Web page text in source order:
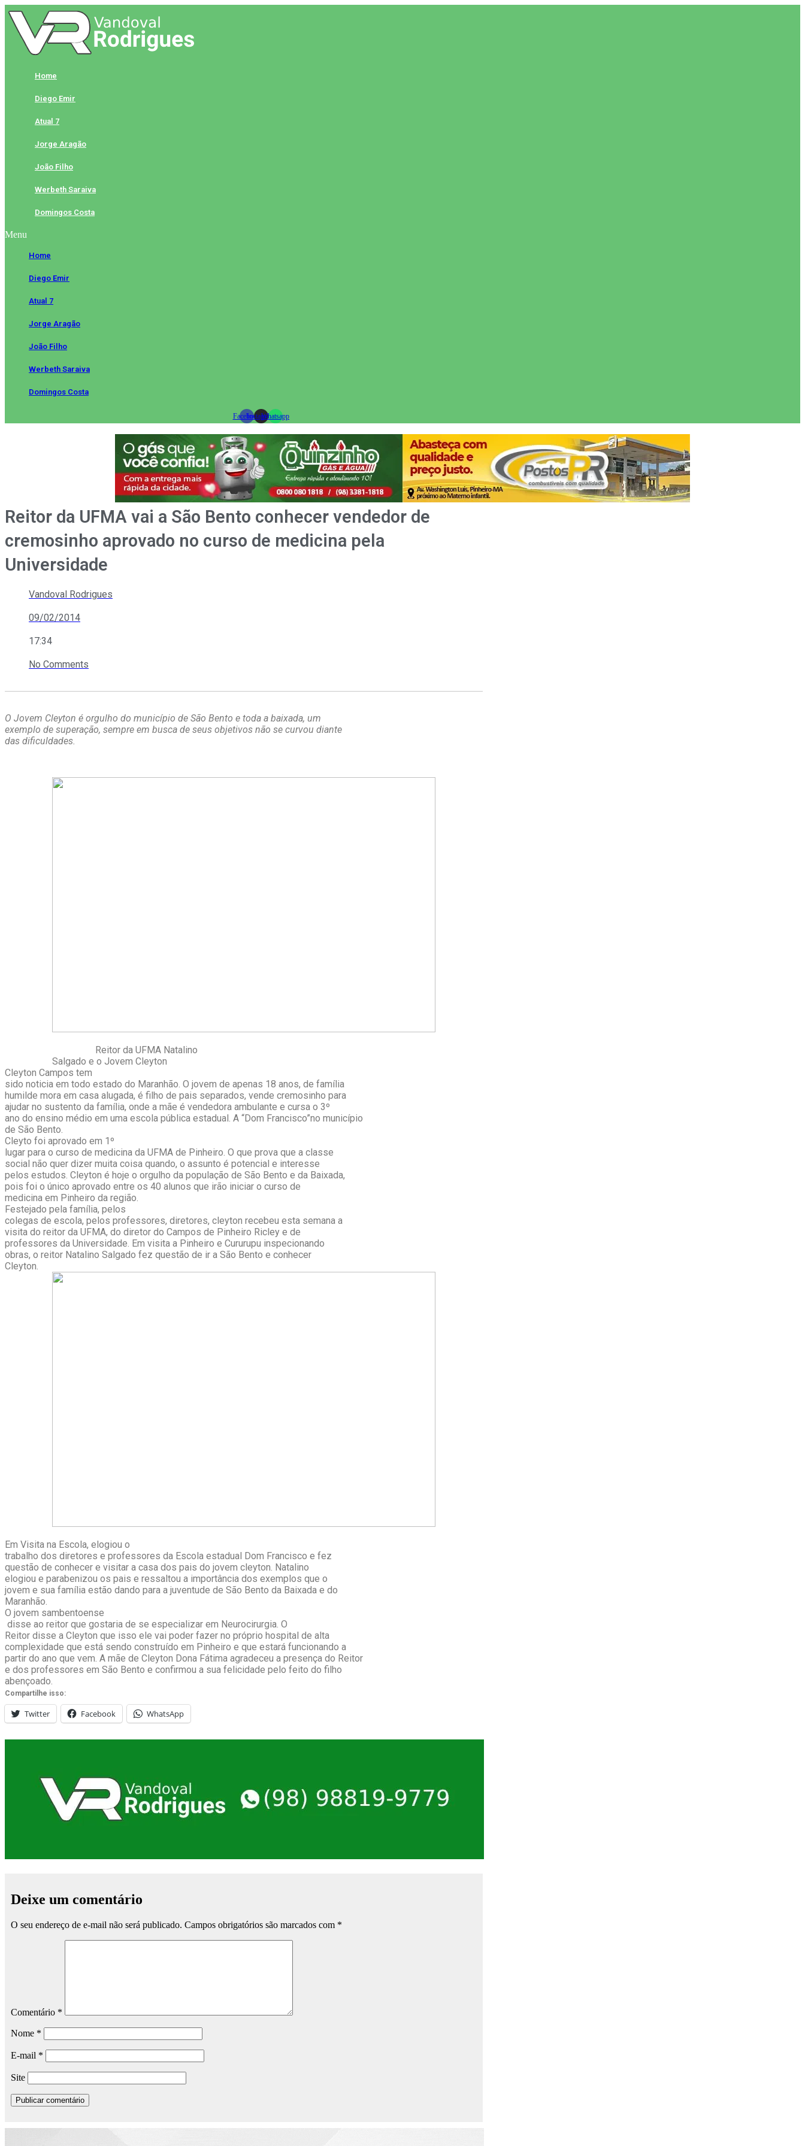
Skip
to
content
Home
Diego Emir
Atual 7
Jorge Aragão
João Filho
Werbeth Saraiva
Domingos Costa
Menu
Home
Diego Emir
Atual 7
Jorge Aragão
João Filho
Werbeth Saraiva
Domingos Costa
FacebookInstagramWhatsapp
Reitor da UFMA vai a São Bento conhecer vendedor de
cremosinho aprovado no curso de medicina pela
Universidade
Vandoval Rodrigues
09/02/2014
17:34
No Comments
O Jovem Cleyton é orgulho do município de São Bento e toda a baixada, um
exemplo de superação, sempre em busca de seus objetivos não se curvou diante
das dificuldades.
Reitor da UFMA Natalino
Salgado e o Jovem Cleyton
Cleyton Campos tem
sido noticia em todo estado do Maranhão. O jovem de apenas 18 anos, de família
humilde mora em casa alugada, é filho de pais separados, vende cremosinho para
ajudar no sustento da família, onde a mãe é vendedora ambulante e cursa o 3º
ano do ensino médio em uma escola pública estadual. A “Dom Francisco”no município
de São Bento.
Cleyto foi aprovado em 1º
lugar para o curso de medicina da UFMA de Pinheiro. O que prova que a classe
social não quer dizer muita coisa quando, o assunto é potencial e interesse
pelos estudos. Cleyton é hoje o orgulho da população de São Bento e da Baixada,
pois foi o único aprovado entre os 40 alunos que irão iniciar o curso de
medicina em Pinheiro da região.
Festejado pela família, pelos
colegas de escola, pelos professores, diretores, cleyton recebeu esta semana a
visita do reitor da UFMA, do diretor do Campos de Pinheiro Ricley e de
professores da Universidade. Em visita a Pinheiro e Cururupu inspecionando
obras, o reitor Natalino Salgado fez questão de ir a São Bento e conhecer
Cleyton.
Em Visita na Escola, elogiou o
trabalho dos diretores e professores da Escola estadual Dom Francisco e fez
questão de conhecer e visitar a casa dos pais do jovem cleyton. Natalino
elogiou e parabenizou os pais e ressaltou a importância dos exemplos que o
jovem e sua família estão dando para a juventude de São Bento da Baixada e do
Maranhão.
O jovem sambentoense
disse ao reitor que gostaria de se especializar em Neurocirurgia. O
Reitor disse a Cleyton que isso ele vai poder fazer no próprio hospital de alta
complexidade que está sendo construído em Pinheiro e que estará funcionando a
partir do ano que vem. A mãe de Cleyton Dona Fátima agradeceu a presença do Reitor
e dos professores em São Bento e confirmou a sua felicidade pelo feito do filho
abençoado.
Compartilhe isso:
Twitter Facebook WhatsApp
Deixe um comentário
O seu endereço de e-mail não será publicado. Campos obrigatórios são marcados com *
Comentário *
Nome *
E-mail *
Site